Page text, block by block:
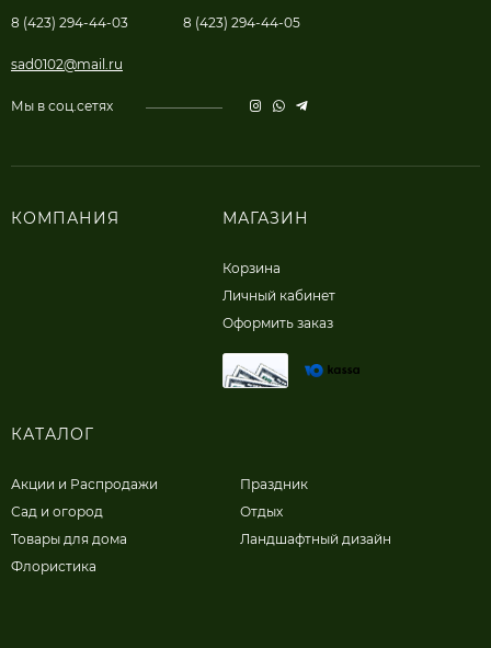
8 (423) 294-44-03 8 (423) 294-44-05
sad0102@mail.ru
Мы в соц.сетях
КОМПАНИЯ МАГАЗИН
Корзина
Личный кабинет
Оформить заказ
КАТАЛОГ
Акции и Распродажи
Сад и огород
Товары для дома
Флористика
Праздник
Отдых
Ландшафтный дизайн